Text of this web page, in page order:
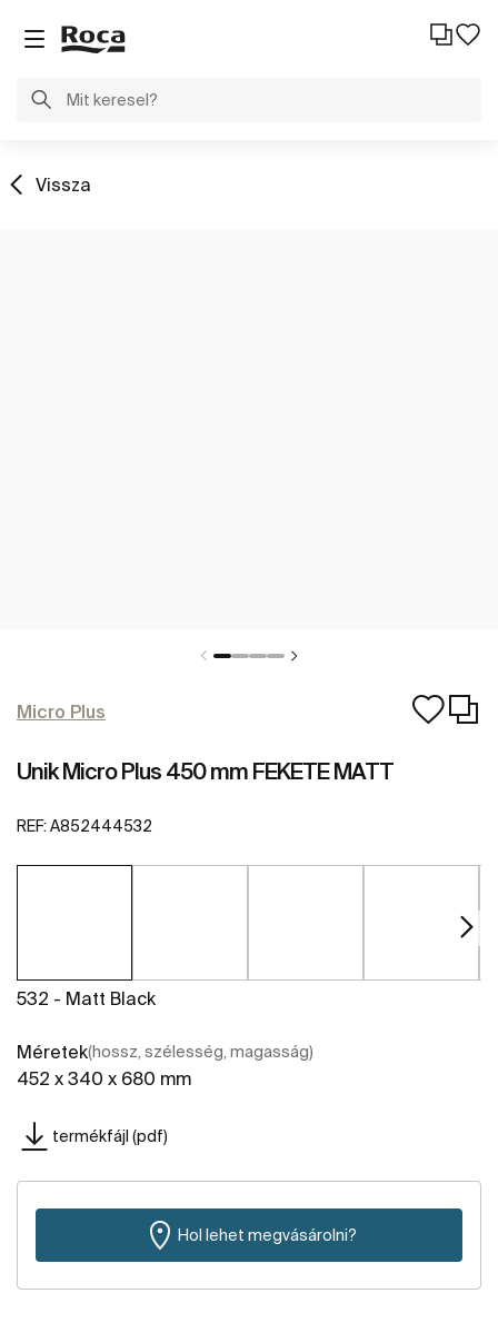
Vissza
Micro Plus
Unik Micro Plus 450 mm FEKETE MATT
REF: A852444532
532 - Matt Black
Méretek(hossz, szélesség, magasság)
452 x 340 x 680 mm
termékfájl (pdf)
Hol lehet megvásárolni?